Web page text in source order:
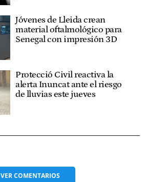
Jóvenes de Lleida crean
material oftalmológico para
Senegal con impresión 3D
Protecció Civil reactiva la
alerta Inuncat ante el riesgo
de lluvias este jueves
VERCOMENTARIOS